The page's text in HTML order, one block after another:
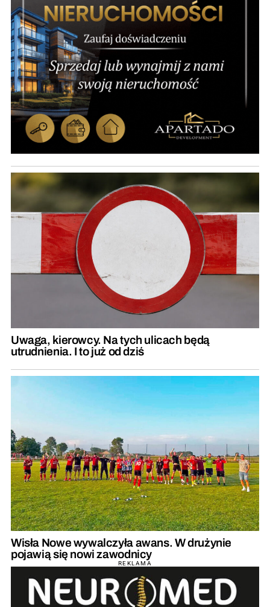
Uwaga, kierowcy. Na tych ulicach będą
utrudnienia. I to już od dziś
Wisła Nowe wywalczyła awans. W drużynie
pojawią się nowi zawodnicy
REKLAMA